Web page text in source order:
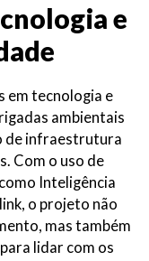
e
em tecnologia e
ambientais
de infraestrutura
Com o uso de
Inteligência
o projeto não
mas também
lidar com os